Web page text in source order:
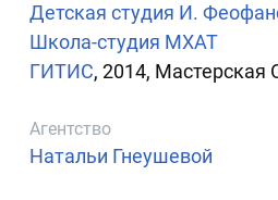
Детская студия И.
Школа-студия МХАТ
ГИТИС, 2014,
Агентство
Натальи Гнеушевой